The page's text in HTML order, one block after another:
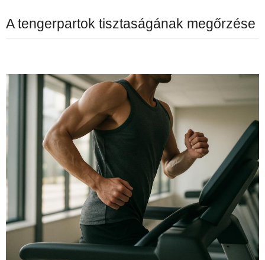
A tengerpartok tisztaságának megőrzése